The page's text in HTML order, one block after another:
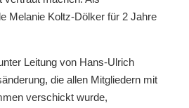
Melanie Koltz-Dölker für 2 Jahre
Leitung von Hans-Ulrich
die allen Mitgliedern mit
verschickt wurde,